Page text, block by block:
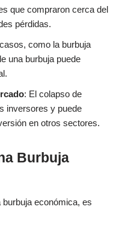
que compraron cerca del
pérdidas.
como la burbuja
una burbuja puede
: El colapso de
inversores y puede
en otros sectores.
Burbuja
económica, es